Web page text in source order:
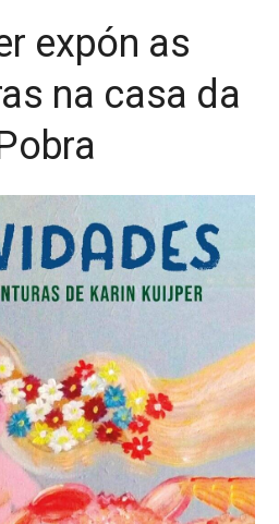
expón as
na casa da